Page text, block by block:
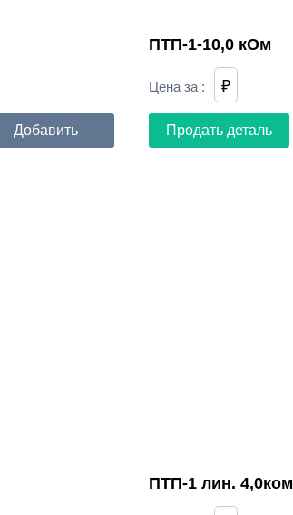
Добавить
ПТП-1-10,0 кОм
Цена за : ₽
Продать деталь
ПТП-1 лин. 4,0ком